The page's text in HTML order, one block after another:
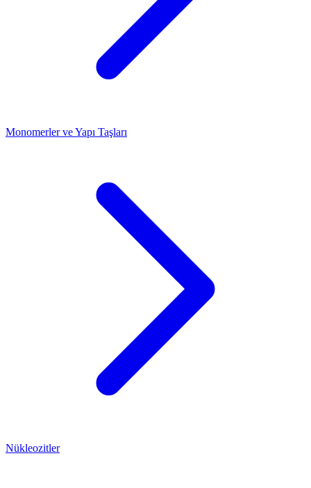
Monomerler ve Yapı Taşları
Nükleozitler